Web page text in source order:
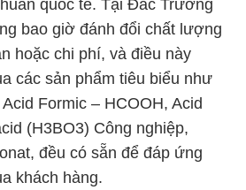
quốc tế. Tại Đắc Trường
bao giờ đánh đổi chất lượng
hoặc chi phí, và điều này
các sản phẩm tiêu biểu như
Formic – HCOOH, Acid
(H3BO3) Công nghiệp,
đều có sẵn để đáp ứng
khách hàng.